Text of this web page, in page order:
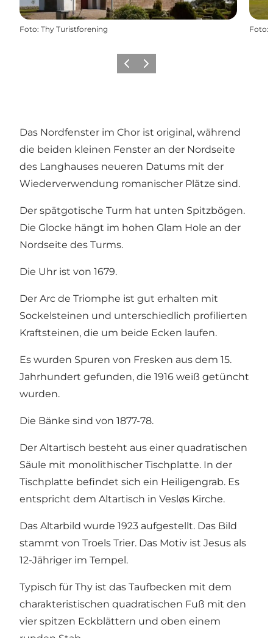
Foto: Thy Turistforening Foto:
ZurückWeiter
Das Nordfenster im Chor ist original, während
die beiden kleinen Fenster an der Nordseite
des Langhauses neueren Datums mit der
Wiederverwendung romanischer Plätze sind.
Der spätgotische Turm hat unten Spitzbögen.
Die Glocke hängt im hohen Glam Hole an der
Nordseite des Turms.
Die Uhr ist von 1679.
Der Arc de Triomphe ist gut erhalten mit
Sockelsteinen und unterschiedlich profilierten
Kraftsteinen, die um beide Ecken laufen.
Es wurden Spuren von Fresken aus dem 15.
Jahrhundert gefunden, die 1916 weiß getüncht
wurden.
Die Bänke sind von 1877-78.
Der Altartisch besteht aus einer quadratischen
Säule mit monolithischer Tischplatte. In der
Tischplatte befindet sich ein Heiligengrab. Es
entspricht dem Altartisch in Vesløs Kirche.
Das Altarbild wurde 1923 aufgestellt. Das Bild
stammt von Troels Trier. Das Motiv ist Jesus als
12-Jähriger im Tempel.
Typisch für Thy ist das Taufbecken mit dem
charakteristischen quadratischen Fuß mit den
vier spitzen Eckblättern und oben einem